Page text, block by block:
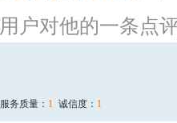
用户对他的一条点
服务质量： 1 诚信度： 1